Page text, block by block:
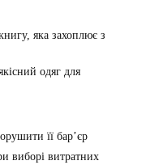
яка захоплює з
одяг для
її бар’єр
виборі витратних